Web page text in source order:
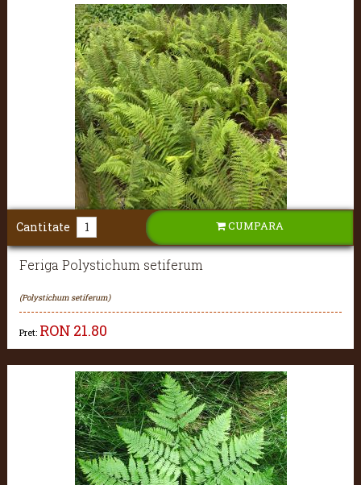
Feriga Polystichum setiferum
(Polystichum setiferum)
Pret: RON 21.80
Cantitate CUMPARA